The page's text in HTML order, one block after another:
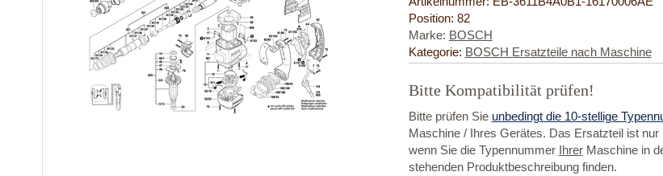
Position: 82
Marke: BOSCH
Kategorie: BOSCH Ersatzteile nach Maschine
Bitte Kompatibilität prüfen!
Bitte prüfen Sie unbedingt die 10-stellige
Maschine / Ihres Gerätes. Das Ersatzteil ist nur
wenn Sie die Typennummer IhrerMaschine in
stehenden Produktbeschreibung finden.